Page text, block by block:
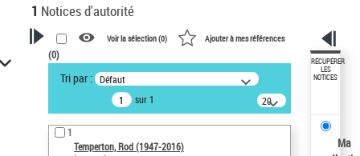
1 Notices d'autorité
VOTRE RECHERCHE
Recherche avancée dans les
notices d’autorité
Œuvres liées à l'auteur :
Temperton, Rod (1947-2016)
Voir la sélection (0) Ajouter à mes références
(0)
Tri par : Défaut
sur 1
20
résultats/page
1
Temperton, Rod (1947-2016)
RÉCUPÉRER
LES
NOTICES
Ma